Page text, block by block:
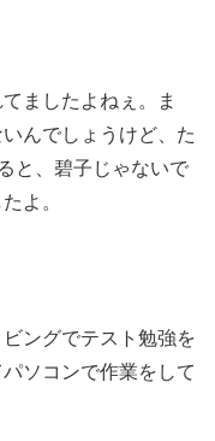
ましたよねぇ。ま
んでしょうけど、た
と、碧子じゃないで
よ。
ングでテスト勉強を
ソコンで作業をして